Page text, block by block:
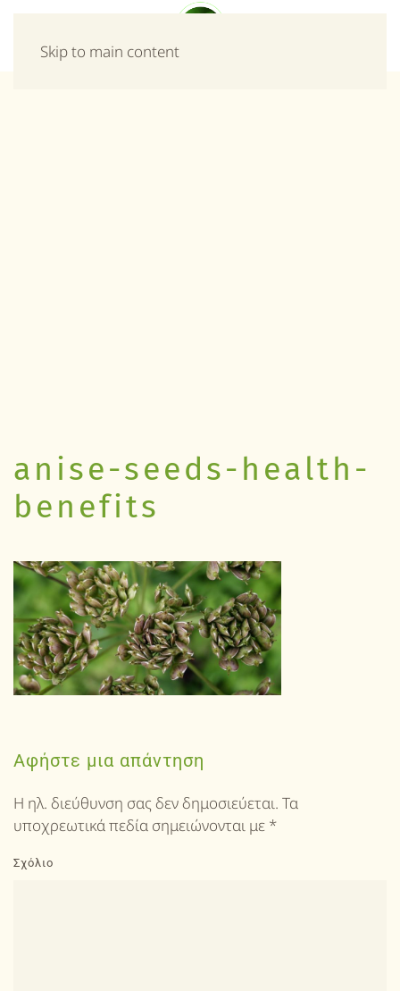
Skip to main content
anise-seeds-health-
benefits
Αφήστε μια απάντηση
Η ηλ. διεύθυνση σας δεν δημοσιεύεται. Τα
υποχρεωτικά πεδία σημειώνονται με *
Σχόλιο